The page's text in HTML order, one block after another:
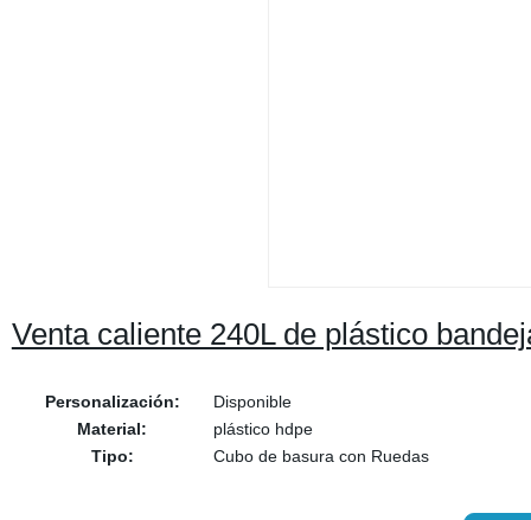
Venta caliente 240L de plástico
Personalización:
Disponible
Material:
plástico hdpe
Tipo:
Cubo de basura con Ruedas